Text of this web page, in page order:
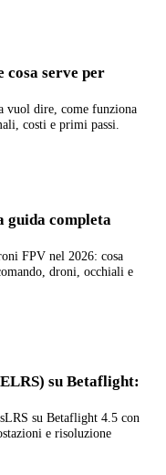
cosa serve per
vuol dire, come funziona
costi e primi passi.
guida completa
FPV nel 2026: cosa
droni, occhiali e
su Betaflight:
su Betaflight 4.5 con
e risoluzione